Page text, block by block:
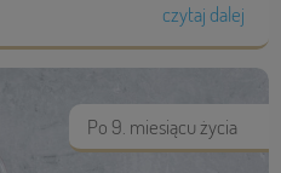
czytaj dalej
Po 9. miesiącu życia